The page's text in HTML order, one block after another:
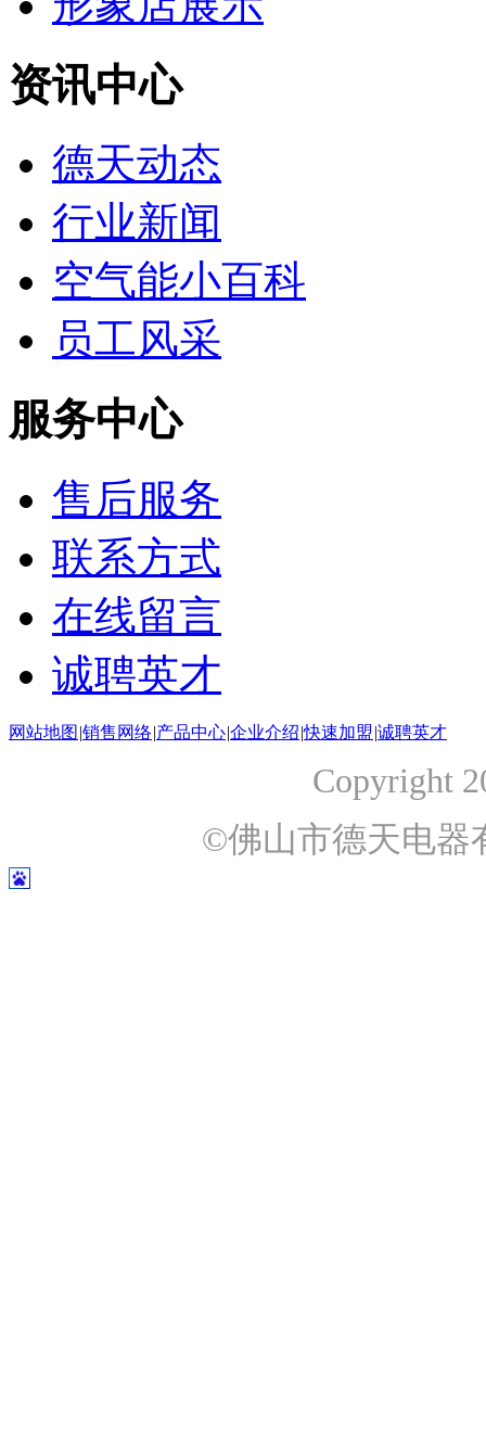
资讯中心
德天动态
行业新闻
空气能小百科
员工风采
服务中心
售后服务
联系方式
在线留言
诚聘英才
网站地图 |销售网络|产品中心|企业介绍|快速加盟|诚聘英才
Copyright
©佛山市德天电器